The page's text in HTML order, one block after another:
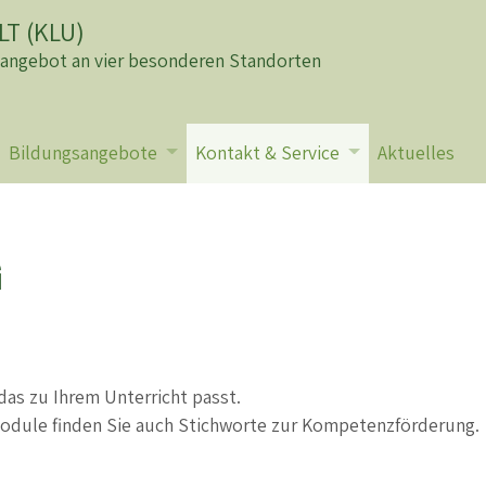
(KLU)
an vier besonderen Standorten
Bildungsangebote Kontakt & Service
Aktuelles
zu Ihrem Unterricht passt.
finden Sie auch Stichworte zur Kompetenzförderung.